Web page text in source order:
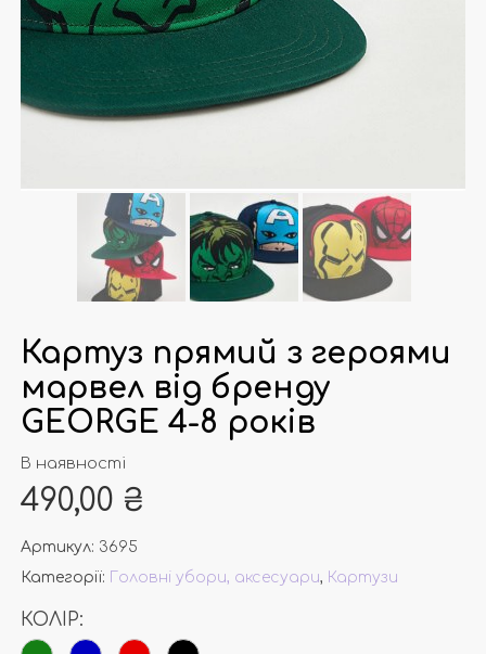
Картуз прямий з героями
марвел від бренду
GEORGE 4-8 років
В наявності
490,00 ₴
Артикул: 3695
Категорії:
Головні убори, аксесуари, Картузи
КОЛІР: